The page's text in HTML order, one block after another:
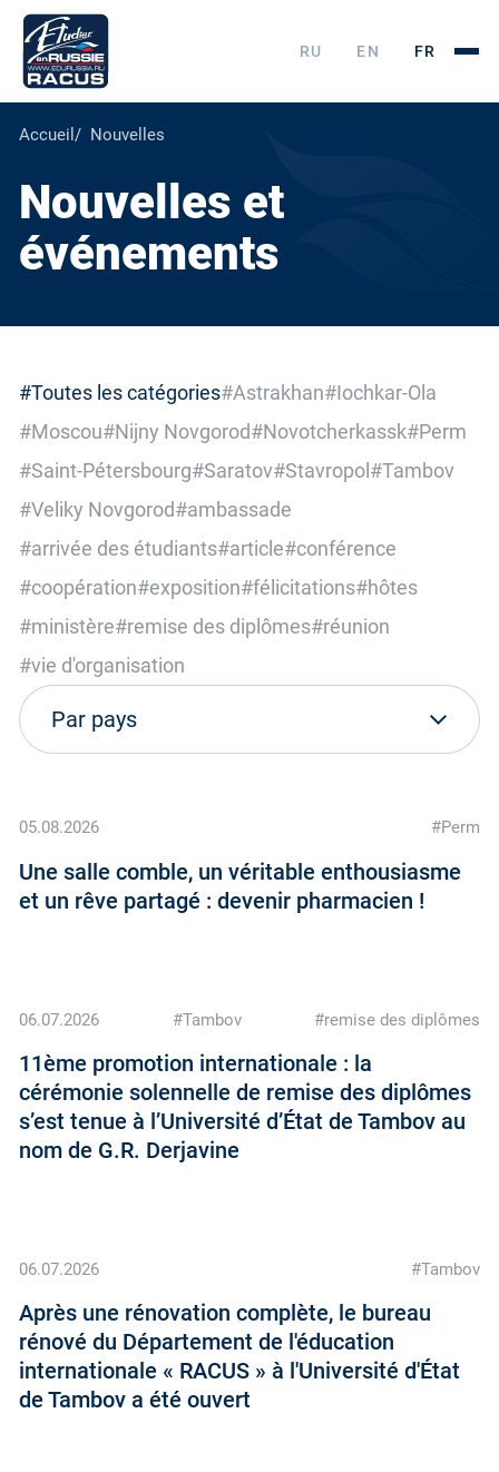
RU EN FR
Accueil Nouvelles
Nouvelles et
événements
#Toutes les catégories#Astrakhan#Iochkar-Ola
#Moscou#Nijny Novgorod#Novotcherkassk#Perm
#Saint-Pétersbourg#Saratov#Stavropol #Tambov
#Veliky Novgorod#ambassade
#arrivée des étudiants#article#conférence
#coopération#exposition#félicitations#hôtes
#ministère#remise des diplômes#réunion
#vie d'organisation
05.08.2026 #Perm
Une salle comble, un véritable enthousiasme
et un rêve partagé : devenir pharmacien !
06.07.2026 #Tambov #remise des diplômes
11ème promotion internationale : la
cérémonie solennelle de remise des diplômes
s’est tenue à l’Université d’État de Tambov au
nom de G.R. Derjavine
06.07.2026 #Tambov
Après une rénovation complète, le bureau
rénové du Département de l'éducation
internationale « RACUS » à l'Université d'État
de Tambov a été ouvert